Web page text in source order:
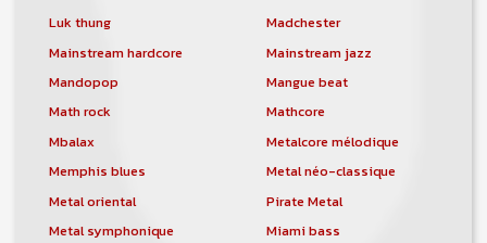
Luk thung
Madchester
Mainstream hardcore
Mainstream jazz
Mandopop
Mangue beat
Math rock
Mathcore
Mbalax
Metalcore mélodique
Memphis blues
Metal néo-classique
Metal oriental
Pirate Metal
Metal symphonique
Miami bass
Un nouveau service de petites annonces
pour musicien vous est proposé sur le
site. Ce service permet, lorsque vous
êtes musiciens ou un groupe, un
orchestre, DJ, etc... de chercher un/des